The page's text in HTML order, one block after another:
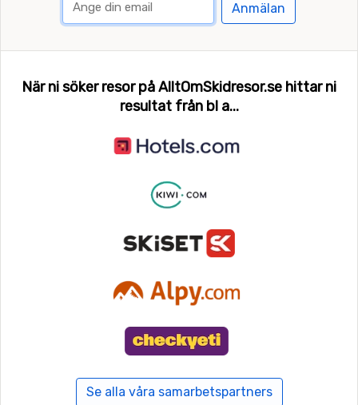
Anmälan
När ni söker resor på AlltOmSkidresor.se hittar ni
resultat från bl a...
Se alla våra samarbetspartners